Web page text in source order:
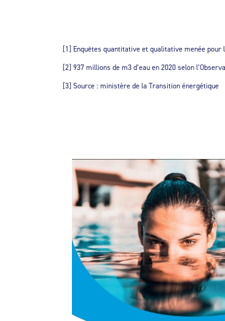
[1] Enquêtes quantitative et qualitative menée pour
[2] 937 millions de m3 d’eau en 2020 selon
[3] Source : ministère de la Transition énergétique